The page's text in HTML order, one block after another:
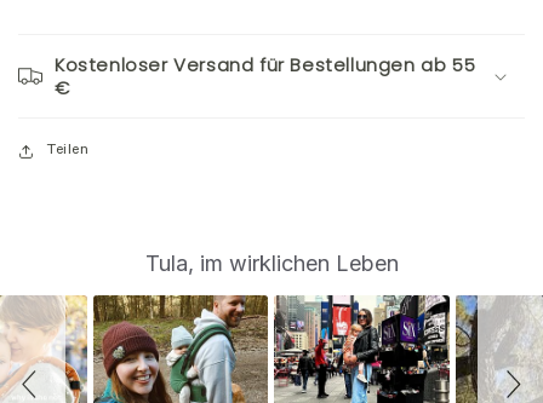
Kostenloser Versand für Bestellungen ab 55
€
Teilen
i
d
e
s
Tula, im wirklichen Leben